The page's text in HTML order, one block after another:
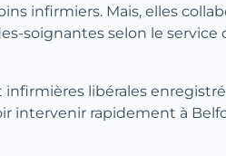
infirmiers. Mais, elles
soignantes selon le service
infirmières libérales
intervenir rapidement à